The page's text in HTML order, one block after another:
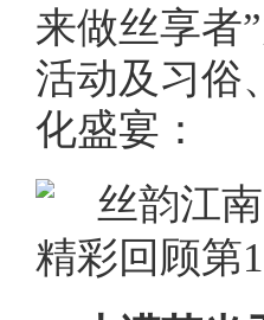
来做丝享者
活动及习俗
化盛宴：